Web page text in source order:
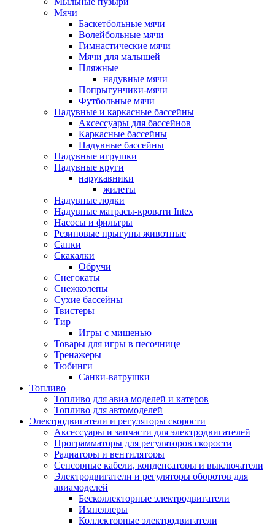
Мячи
Баскетбольные мячи
Волейбольные мячи
Гимнастические мячи
Мячи для малышей
Пляжные
надувные мячи
Попрыгунчики-мячи
Футбольные мячи
Надувные и каркасные бассейны
Аксессуары для бассейнов
Каркасные бассейны
Надувные бассейны
Надувные игрушки
Надувные круги
нарукавники
жилеты
Надувные лодки
Надувные матрасы-кровати Intex
Насосы и фильтры
Резиновые прыгуны животные
Санки
Скакалки
Обручи
Снегокаты
Снежколепы
Сухие бассейны
Твистеры
Тир
Игры с мишенью
Товары для игры в песочнице
Тренажеры
Тюбинги
Санки-ватрушки
Топливо
Топливо для авиа моделей и катеров
Топливо для автомоделей
Электродвигатели и регуляторы скорости
Аксессуары и запчасти для электродвигателей
Программаторы для регуляторов скорости
Радиаторы и вентиляторы
Сенсорные кабели, конденсаторы и выключатели
Электродвигатели и регуляторы оборотов для
авиамоделей
Бесколлекторные электродвигатели
Импеллеры
Коллекторные электродвигатели